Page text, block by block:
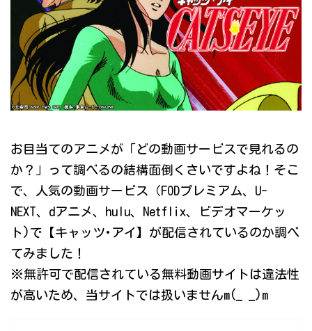
お目当てのアニメが「どの動画サービスで見れるの
か？」って調べるの結構面倒くさいですよね！そこ
で、人気の動画サービス（FODプレミアム、U-
NEXT、dアニメ、hulu、Netflix、ビデオマーケッ
ト)で【キャッツ･アイ】が配信されているのか調べ
てみました！
※無許可で配信されている無料動画サイトは違法性
が高いため、当サイトでは扱いませんm(_ _)m